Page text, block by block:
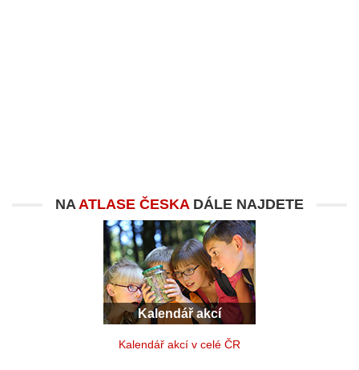
NAATLASE ČESKADÁLE NAJDETE
Kalendář akcí
Kalendář akcí v celé ČR